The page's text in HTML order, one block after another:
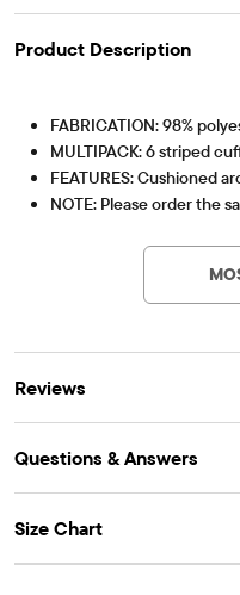
Product Description
FABRICATION: 98%
MULTIPACK: 6 striped
FEATURES: Cushioned
NOTE: Please order the
OEKO-TEXÂ®This product was
substances
tex.com/
Reviews
Questions & Answers
Size Chart